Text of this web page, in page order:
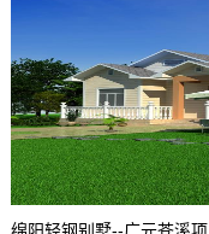
绵阳轻钢别墅--广元苍溪项